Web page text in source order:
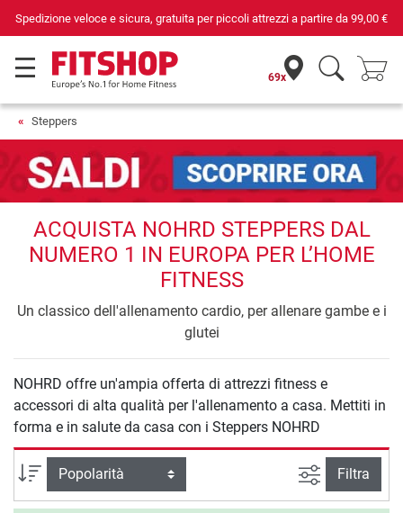
Spedizione veloce e sicura, gratuita per piccoli attrezzi a partire da 99,00 €
69x
Steppers
ACQUISTA NOHRD STEPPERS DAL
NUMERO 1 IN EUROPA PER L’HOME
FITNESS
Un classico dell'allenamento cardio, per allenare gambe e i
glutei
NOHRD offre un'ampia offerta di attrezzi fitness e
accessori di alta qualità per l'allenamento a casa. Mettiti in
forma e in salute da casa con i Steppers NOHRD
Ordina per Ricerca
Filtra